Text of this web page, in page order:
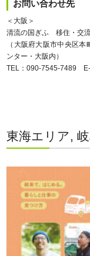
お問い合わせ先
＜大阪＞
清流の国ぎふ 移住・交
（大阪府大阪市中央区
ンター・大阪内）
TEL：090-7545-7489
東海エリア,